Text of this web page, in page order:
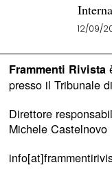
12/09/
Frammenti Rivista
presso il Tribunale
Direttore
Michele Castelnovo